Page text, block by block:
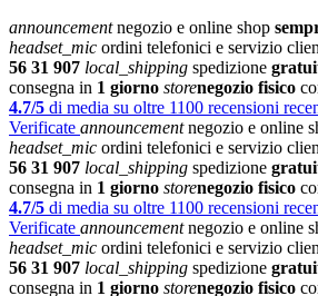
announcementnegozio e online shop
headset_mic ordini telefonici e servizio
56 31 907 local_shipping spedizione
consegna in 1 giorno storenegozio fisico
4.7/5 di media su oltre 1100 recensioni
Verificate announcementnegozio e online
headset_mic ordini telefonici e servizio
56 31 907 local_shipping spedizione
consegna in 1 giorno storenegozio fisico
4.7/5 di media su oltre 1100 recensioni
Verificate announcementnegozio e online
headset_mic ordini telefonici e servizio
56 31 907 local_shipping spedizione
consegna in 1 giorno storenegozio fisico